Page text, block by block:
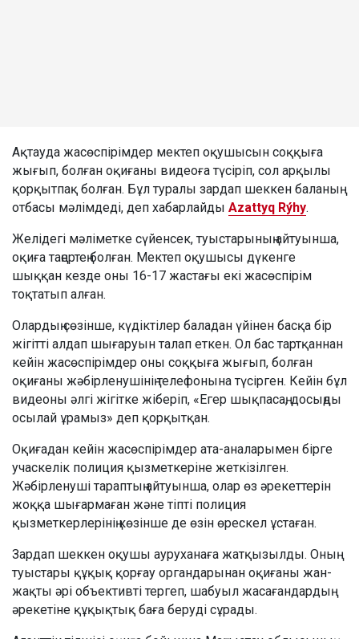
Ақтауда жасөспірімдер мектеп оқушысын соққыға
жығып, болған оқиғаны видеоға түсіріп, сол арқылы
қорқытпақ болған. Бұл туралы зардап шеккен баланың
отбасы мәлімдеді, деп хабарлайды Azattyq Rýhy.
Желідегі мәліметке сүйенсек, туыстарының айтуынша,
оқиға таңертең болған. Мектеп оқушысы дүкенге
шыққан кезде оны 16-17 жастағы екі жасөспірім
тоқтатып алған.
Олардың сөзінше, күдіктілер баладан үйінен басқа бір
жігітті алдап шығаруын талап еткен. Ол бас тартқаннан
кейін жасөспірімдер оны соққыға жығып, болған
оқиғаны жәбірленушінің телефонына түсірген. Кейін бұл
видеоны әлгі жігітке жіберіп, «Егер шықпасаң, досыңды
осылай ұрамыз» деп қорқытқан.
Оқиғадан кейін жасөспірімдер ата-аналарымен бірге
учаскелік полиция қызметкеріне жеткізілген.
Жәбірленуші тараптың айтуынша, олар өз әрекеттерін
жоққа шығармаған және тіпті полиция
қызметкерлерінің көзінше де өзін өрескел ұстаған.
Зардап шеккен оқушы ауруханаға жатқызылды. Оның
туыстары құқық қорғау органдарынан оқиғаны жан-
жақты әрі объективті тергеп, шабуыл жасағандардың
әрекетіне құқықтық баға беруді сұрады.